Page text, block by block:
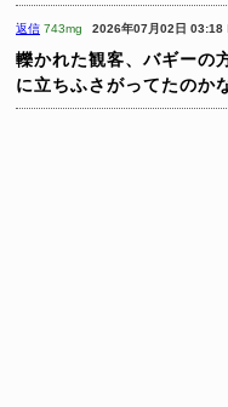
返信 743mg 2026年07月02日 03:18
轢かれた観客、バギーの
に立ちふさがってたのか